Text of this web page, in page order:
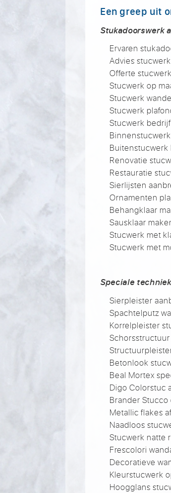
Een greep uit
Stukadoorswerk
Ervaren
Advies
Offerte
Stucwerk op
Stucwerk
Stucwerk
Stucwerk
Buitenstucwerk
Renovatie
Restauratie
Sierlijsten
Ornamenten
Behangklaar
Sausklaar
Stucwerk met
Stucwerk met
Speciale
Sierpleister
Spachtelputz
Korrelpleister
Betonlook
Beal Mortex
Digo Colorstuc
Brander
Metallic flakes
Naadloos
Stucwerk natte
Frescolori
Decoratieve
Kleurstucwerk
Hoogglans